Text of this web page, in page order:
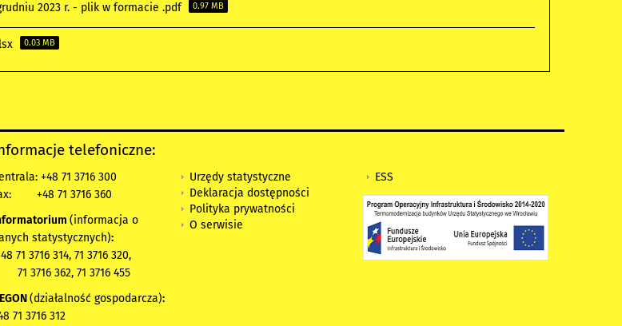
2023 r. - plik w formacie .pdf 0.97 MB
0.03 MB
telefoniczne:
+48 71 3716 300
+48 71 3716 360
(informacja o
statystycznych):
71 3716 314, 71 3716 320,
3716 362, 71 3716 455
(działalność gospodarcza):
71 3716 312
Urzędy statystyczne
Deklaracja dostępności
Polityka prywatności
O serwisie
ESS